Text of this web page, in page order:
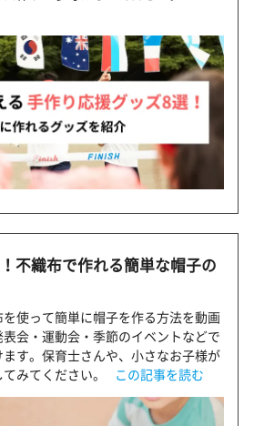
不織布で作れる簡単な帽子の
使って簡単に帽子を作る方法を動画
会・運動会・季節のイベントなどで
す。保育士さんや、小さなお子様が
みてください。
この記事を読む